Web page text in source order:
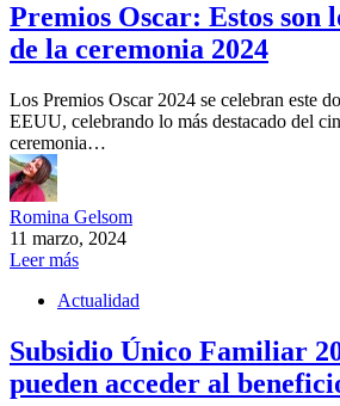
Premios Oscar: Estos son
de la ceremonia 2024
Los Premios Oscar 2024 se celebran este
EEUU, celebrando lo más destacado del
ceremonia…
Romina Gelsom
11 marzo, 2024
Leer más
Actualidad
Subsidio Único Familiar
pueden acceder al